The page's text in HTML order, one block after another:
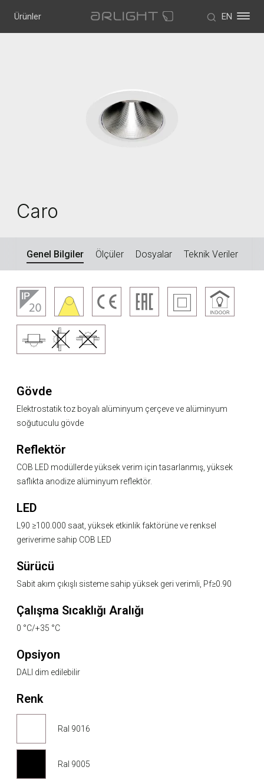
Ürünler EN
Caro
Genel Bilgiler Ölçüler Dosyalar Teknik Veriler
Gövde
Elektrostatik toz boyalı alüminyum çerçeve ve alüminyum
soğutuculu gövde
Reflektör
COB LED modüllerde yüksek verim için tasarlanmış, yüksek
saflıkta anodize alüminyum reflektör.
LED
L90 ≥100.000 saat, yüksek etkinlik faktörüne ve renksel
geriverime sahip COB LED
Sürücü
Sabit akım çıkışlı sisteme sahip yüksek geri verimli, Pf≥0.90
Çalışma Sıcaklığı Aralığı
0 °C/+35 °C
Opsiyon
DALI dim edilebilir
Renk
Ral 9016
Ral 9005